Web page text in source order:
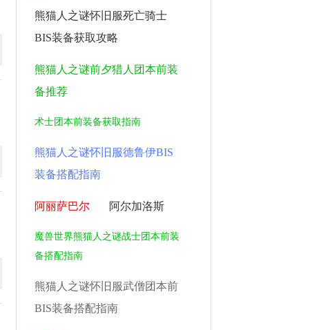
熊猫人之谜怀旧服死亡骑士
BIS装备获取攻略
熊猫人之谜前夕猎人团本前装
备推荐
术士团本前装备获取指南
熊猫人之谜怀旧服德鲁伊BIS
装备搭配指南
阿丽萨巴尔 阿尔加洛斯
魔兽世界熊猫人之谜战士团本前装
备搭配指南
熊猫人之谜怀旧服武僧团本前
BIS装备搭配指南